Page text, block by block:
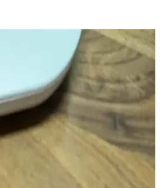
Wall-E Minyatür Model
Teknikleri
Wall-E minyatür modeli, metalik
gerçekçi ve detaylı bir
boyutta güçlü ifadeler yaratılıyor.
ve Pan Pastel ile Minyatür
Yaratma Teknikleri
kil, taklit kürk ve pan pastel
ve detaylı eserler
ve uygulama süreçleri detaylıca ele